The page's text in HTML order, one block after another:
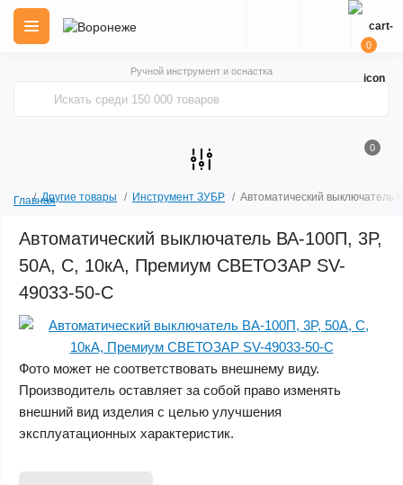
Ручной инструмент и оснастка
0
0
ГлавнаяДругие товары Инструмент ЗУБР Автоматический
Автоматический выключатель ВА-100П, 3P,
50А, C, 10кА, Премиум СВЕТОЗАР SV-
49033-50-C
Фото может не соответствовать внешнему виду.
Производитель оставляет за собой право изменять
внешний вид изделия с целью улучшения
эксплуатационных характеристик.